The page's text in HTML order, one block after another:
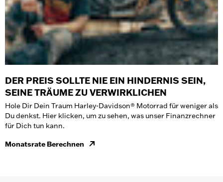
DER PREIS SOLLTE NIE EIN HINDERNIS SEIN,
SEINE TRÄUME ZU VERWIRKLICHEN
Hole Dir Dein Traum Harley-Davidson® Motorrad für weniger als
Du denkst. Hier klicken, um zu sehen, was unser Finanzrechner
für Dich tun kann.
Monatsrate Berechnen